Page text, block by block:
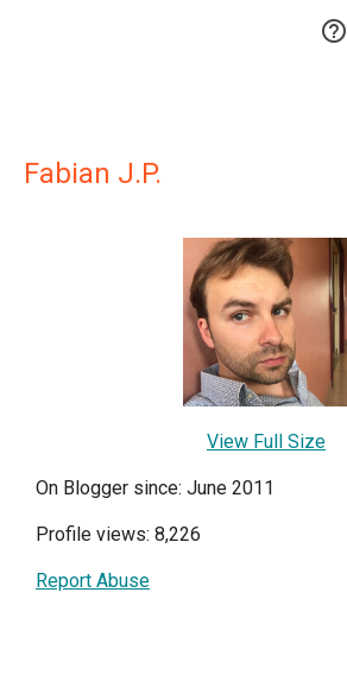

Fabian J.P.
View Full Size
On Blogger since: June 2011
Profile views: 8,226
Report Abuse